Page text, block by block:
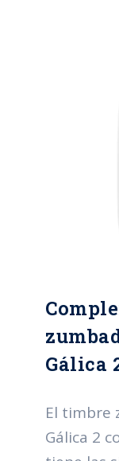
del
Gálica
El timbre
Gálica 2